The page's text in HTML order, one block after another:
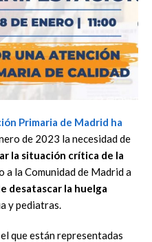
Primaria de Madrid ha
de 2023 la necesidad de
la situación crítica de la
a la Comunidad de Madrid a
desatascar la huelga
y pediatras.
que están representadas